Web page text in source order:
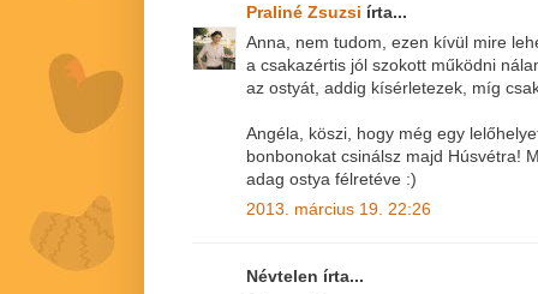
Praliné Zsuzsi írta...
Anna, nem tudom, ezen kívül mire
a csakazértis jól szokott működni
az ostyát, addig kísérletezek, míg
Angéla, köszi, hogy még egy
bonbonokat csinálsz majd Húsvétra!
adag ostya félretéve :)
2013. március 19. 22:26
Névtelen írta...